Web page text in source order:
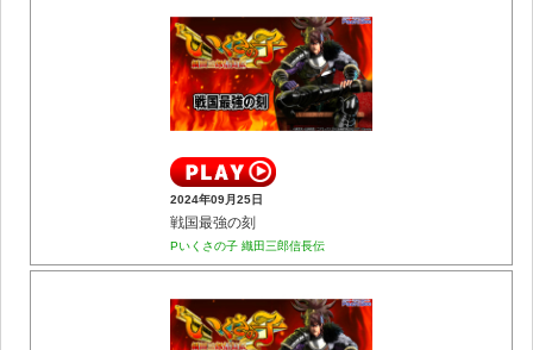
2024年09月25日
戦国最強の刻
Pいくさの子 織田三郎信長伝